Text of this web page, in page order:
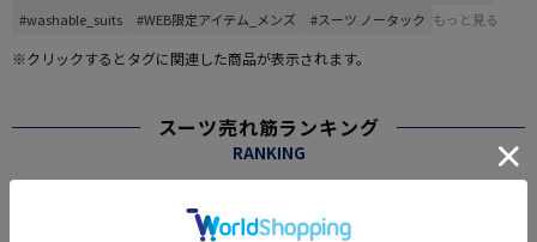
#washable_suits
#WEB限定アイテム_メンズ #スーツ ノータック もっと見る
※クリックするとタグに関連した商品が表示されます。
スーツ売れ筋ランキング
RANKING
2